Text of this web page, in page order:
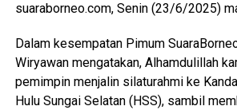
suaraborneo.com, Senin (23/6/2025)
Dalam kesempatan Pimum
Wiryawan mengatakan, Alhamdulillah
pemimpin menjalin silaturahmi ke
Hulu Sungai Selatan (HSS), sambil